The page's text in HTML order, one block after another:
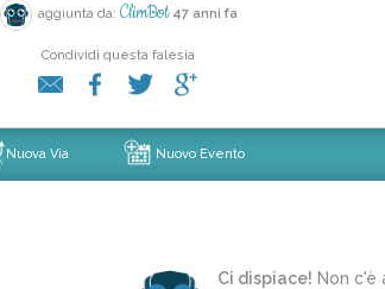
aggiunta da: ClimBot 47 anni fa
Condividi questa falesia
Nuova Via Nuovo Evento
Ci dispiace! Non c'è